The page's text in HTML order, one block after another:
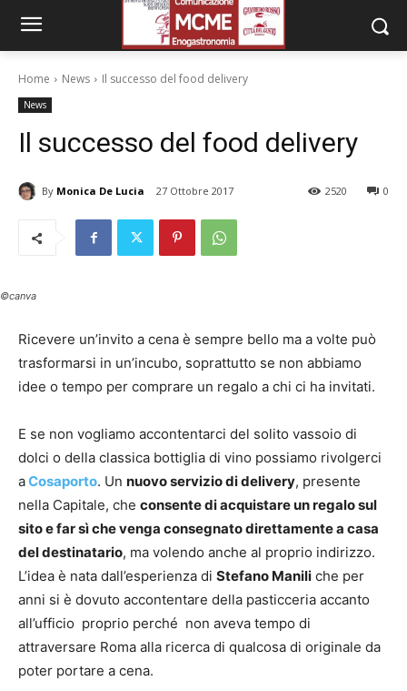
Home News Il successo del food delivery
News
Il successo del food delivery
By Monica De Lucia 27 Ottobre 2017 0
2520
©canva
Ricevere un’invito a cena è sempre bello ma a volte può
trasformarsi in un’incubo, soprattutto se non abbiamo
idee o tempo per comprare un regalo a chi ci ha invitati.
E se non vogliamo accontentarci del solito vassoio di
dolci o della classica bottiglia di vino possiamo rivolgerci
aCosaporto. Un nuovo servizio di delivery, presente
nella Capitale, che consente di acquistare un regalo sul
sito e far sì che venga consegnato direttamente a casa
del destinatario, ma volendo anche al proprio indirizzo.
L’idea è nata dall’esperienza di Stefano Manili che per
anni si è dovuto accontentare della pasticceria accanto
all’ufficio proprio perché non aveva tempo di
attraversare Roma alla ricerca di qualcosa di originale da
poter portare a cena.